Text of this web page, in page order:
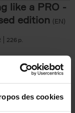
des cookies
like a PRO -
edition (EN)
226